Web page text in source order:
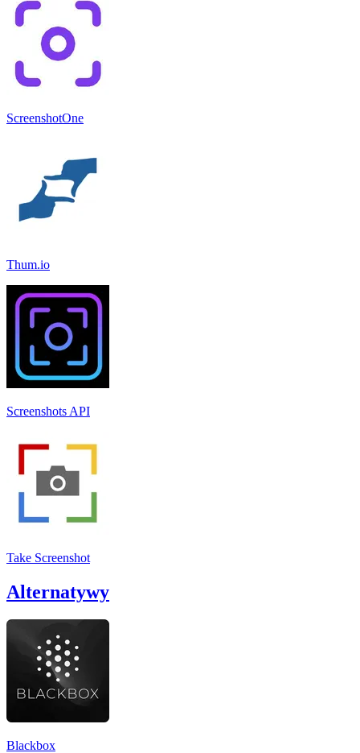
ScreenshotOne
Thum.io
Screenshots API
Take Screenshot
Alternatywy
Blackbox